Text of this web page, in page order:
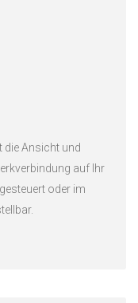
die Ansicht und
auf Ihr
oder im